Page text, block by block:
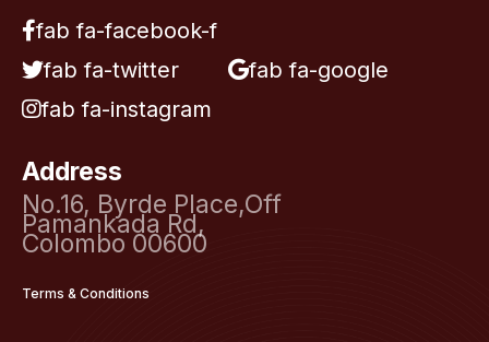
fab fa-facebook-f
fab fa-twitter
fab fa-google
fab fa-instagram
Address
No.16, Byrde Place,Off
Pamankada Rd,
Colombo 00600
Terms & Conditions